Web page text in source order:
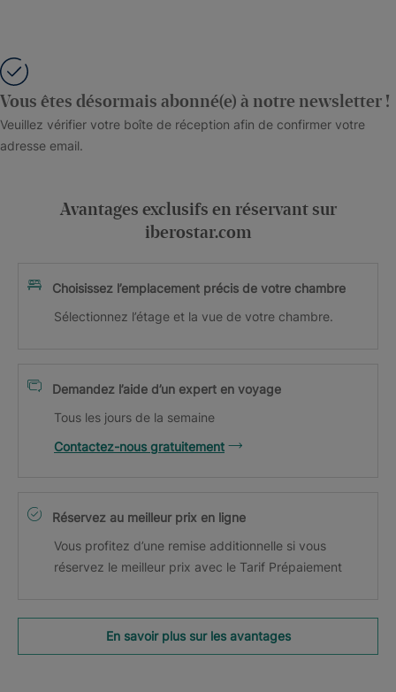
Vous êtes désormais abonné(e) à notre newsletter !
Veuillez vérifier votre boîte de réception afin de confirmer votre
adresse email.
Avantages exclusifs en réservant sur
iberostar.com
Choisissez l’emplacement précis de votre chambre
Sélectionnez l’étage et la vue de votre chambre.
Demandez l’aide d’un expert en voyage
Tous les jours de la semaine
Contactez-nous gratuitement
Réservez au meilleur prix en ligne
Vous profitez d’une remise additionnelle si vous
réservez le meilleur prix avec le Tarif Prépaiement
En savoir plus sur les avantages